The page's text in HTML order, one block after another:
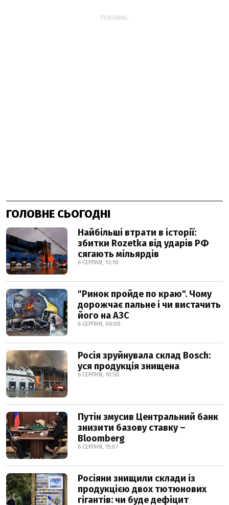
РЕКЛАМА:
ГОЛОВНЕ СЬОГОДНІ
Найбільші втрати в історії:
збитки Rozetka від ударів РФ
сягають мільярдів
6 СЕРПНЯ, 12:10
"Ринок пройде по краю". Чому
дорожчає пальне і чи вистачить
його на АЗС
6 СЕРПНЯ, 06:00
Росія зруйнувала склад Bosch:
уся продукція знищена
6 СЕРПНЯ, 10:50
Путін змусив Центральний банк
знизити базову ставку –
Bloomberg
6 СЕРПНЯ, 15:07
Росіяни знищили склади із
продукцією двох тютюнових
гігантів: чи буде дефіцит